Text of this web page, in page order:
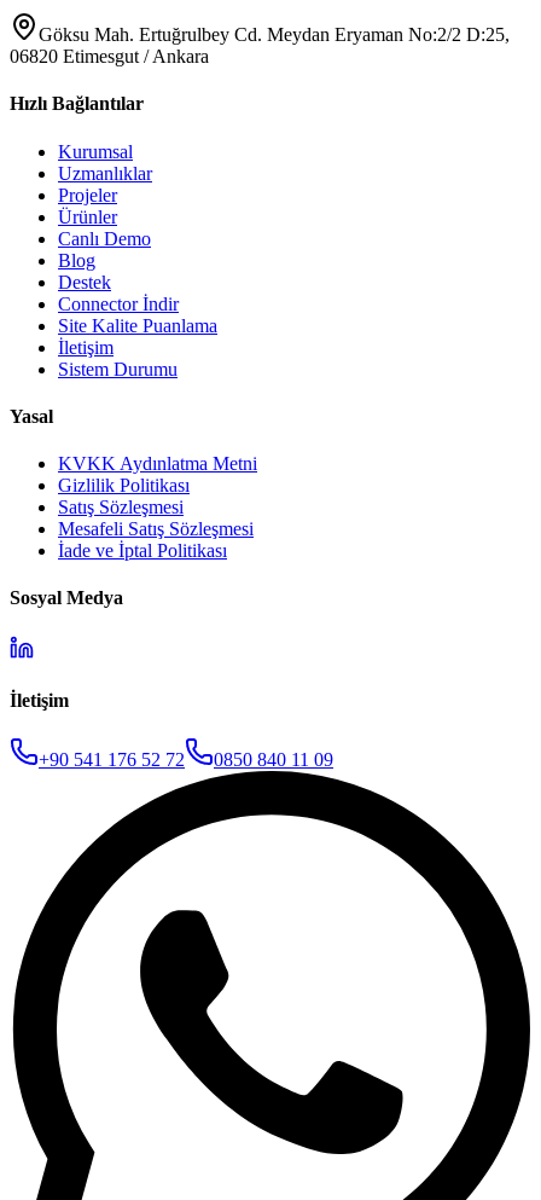
Göksu Mah. Ertuğrulbey Cd. Meydan Eryaman No:2/2 D:25,
06820 Etimesgut / Ankara
Hızlı Bağlantılar
Kurumsal
Uzmanlıklar
Projeler
Ürünler
Canlı Demo
Blog
Destek
Connector İndir
Site Kalite Puanlama
İletişim
Sistem Durumu
Yasal
KVKK Aydınlatma Metni
Gizlilik Politikası
Satış Sözleşmesi
Mesafeli Satış Sözleşmesi
İade ve İptal Politikası
Sosyal Medya
İletişim
+90 541 176 52 72 0850 840 11 09